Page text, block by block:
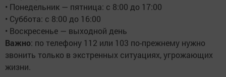
• Понедельник — пятница: с 8:00 до 17:00
• Суббота: с 8:00 до 16:00
• Воскресенье — выходной день
Важно: по телефону 112 или 103 по-прежнему нужно
звонить только в экстренных ситуациях, угрожающих
жизни.